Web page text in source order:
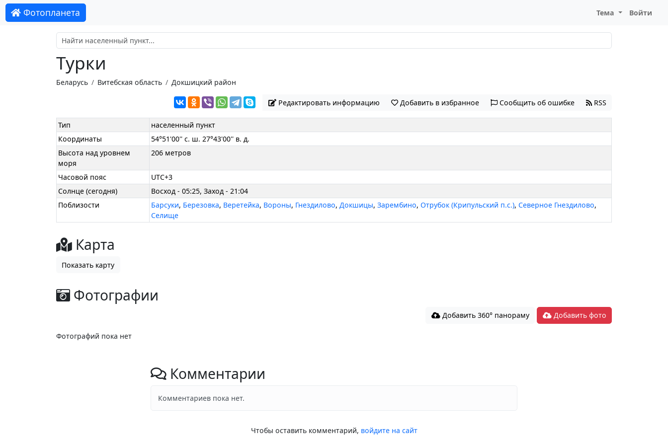
Фотопланета Тема Войти
Турки
Беларусь Витебская область Докшицкий район
Редактировать информацию Добавить в избранное Сообщить об ошибке RSS
Тип
населенный пункт
Координаты
54°51'00'' с. ш. 27°43'00'' в. д.
Высота над уровнем
моря
206 метров
Часовой пояс
UTC+3
Солнце (сегодня)
Восход - 05:25, Заход - 21:04
Поблизости
Барсуки, Березовка, Веретейка, Вороны, Гнездилово,Докшицы,Зарембино,Отрубок (Крипульский п.с.), Северное Гнездилово,
Селище
Карта
Показать карту
Фотографии
Добавить 360° панораму Добавить фото
Фотографий пока нет
Комментарии
Комментариев пока нет.
Чтобы оставить комментарий, войдите на сайт